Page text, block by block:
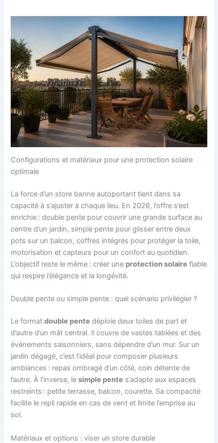
Configurations et matériaux pour une protection solaire
optimale
La force d’un store banne autoportant tient dans sa
capacité à s’ajuster à chaque lieu. En 2026, l’offre s’est
enrichie : double pente pour couvrir une grande surface au
centre d’un jardin, simple pente pour glisser entre deux
pots sur un balcon, coffres intégrés pour protéger la toile,
motorisation et capteurs pour un confort au quotidien.
L’objectif reste le même : créer une protection solaire fiable
qui respire l’élégance et la longévité.
Double pente ou simple pente : quel scénario privilégier ?
Le formatdouble pente déploie deux toiles de part et
d’autre d’un mât central. Il couvre de vastes tablées et des
événements saisonniers, sans dépendre d’un mur. Sur un
jardin dégagé, c’est l’idéal pour composer plusieurs
ambiances : repas ombragé d’un côté, coin détente de
l’autre. À l’inverse, lesimple pente s’adapte aux espaces
restreints : petite terrasse, balcon, courette. Sa compacité
facilite le repli rapide en cas de vent et limite l’emprise au
sol.
Matériaux et options : viser un store durable